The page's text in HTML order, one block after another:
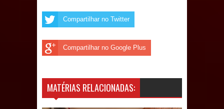
Brasília recursos para nova Casa de
Acolhida e CRAS de Sapé
Denise Ribeiro toma posse no
Compartilhar no Twitter
Compartilhar no Google Plus
MATÉRIAS RELACIONADAS: